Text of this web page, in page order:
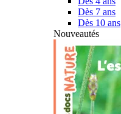
Dès 7 ans
Dès 10 ans
Nouveautés